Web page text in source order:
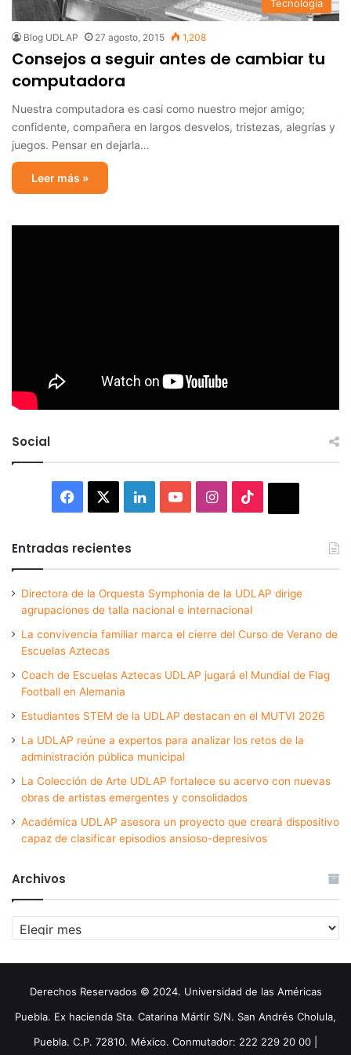
Tecnología
Blog UDLAP 27 agosto, 2015 1,208
Consejos a seguir antes de cambiar tu
computadora
Nuestra computadora es casi como nuestro mejor amigo;
confidente, compañera en largos desvelos, tristezas, alegrías y
juegos. Pensar en dejarla…
Leer más »
Social
Facebook LinkedInYouTubeInstagram
Entradas recientes
Directora de la Orquesta Symphonia de la UDLAP dirige
agrupaciones de talla nacional e internacional
La convivencia familiar marca el cierre del Curso de Verano de
Escuelas Aztecas
Coach de Escuelas Aztecas UDLAP jugará el Mundial de Flag
Football en Alemania
Estudiantes STEM de la UDLAP destacan en el MUTVI 2026
La UDLAP reúne a expertos para analizar los retos de la
administración pública municipal
La Colección de Arte UDLAP fortalece su acervo con nuevas
obras de artistas emergentes y consolidados
Académica UDLAP asesora un proyecto que creará dispositivo
capaz de clasificar episodios ansioso-depresivos
Archivos
Archivos
Derechos Reservados © 2024. Universidad de las Américas
Puebla. Ex hacienda Sta. Catarina Mártir S/N. San Andrés Cholula,
Puebla. C.P. 72810. México. Conmutador: 222 229 20 00 |